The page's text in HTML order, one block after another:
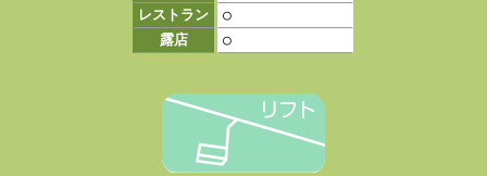
レストラン
○
露店
○